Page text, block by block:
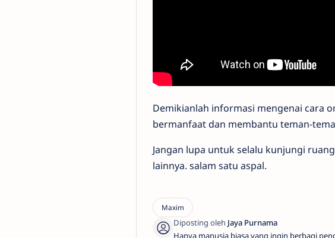
Demikianlah informasi mengenai cara
bermanfaat dan membantu teman-
Jangan lupa untuk selalu kunjungi
lainnya. salam satu aspal.
Hanya manusia biasa yang ingin berbagi